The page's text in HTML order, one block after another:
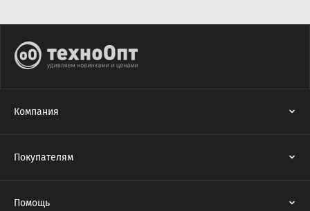
Компания
Покупателям
Помощь